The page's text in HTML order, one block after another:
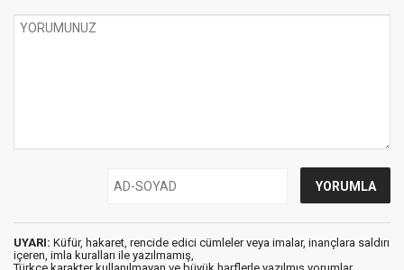
UYARI: Küfür, hakaret, rencide edici cümleler veya imalar, inançlara saldırı
içeren, imla kuralları ile yazılmamış,